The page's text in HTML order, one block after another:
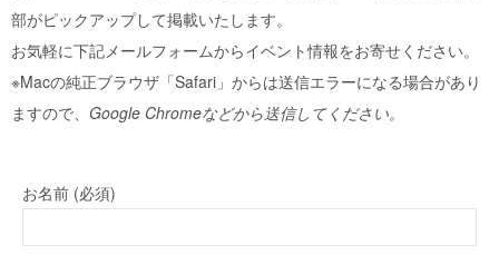
部がピックアップして掲載いたします。
お気軽に下記メールフォームからイベント情報をお寄せください。
※Macの純正ブラウザ「Safari」からは送信エラーになる場合があり
ますので、 Google Chromeなどから送信してください。
お名前 (必須)